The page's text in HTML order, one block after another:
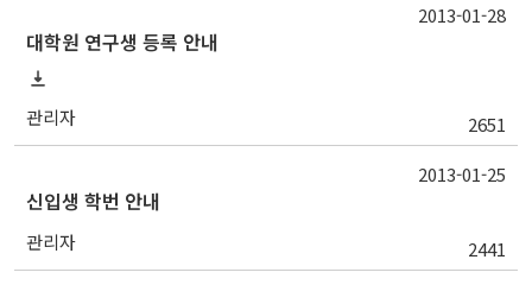
대학원 연구생 등록 안내
관리자 2651
2013-01-28
신입생 학번 안내
관리자 2441
2013-01-25